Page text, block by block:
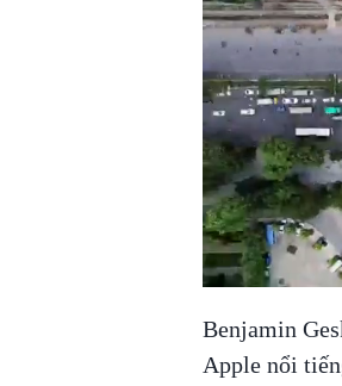
Benjamin
Apple nổi